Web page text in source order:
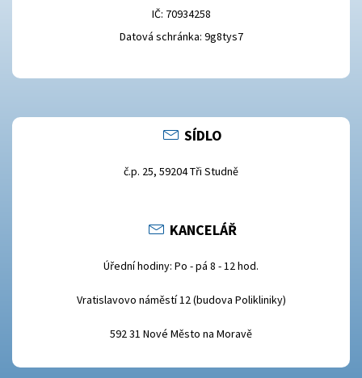
IČ: 70934258
Datová schránka: 9g8tys7
SÍDLO
č.p. 25, 59204 Tři Studně
KANCELÁŘ
Úřední hodiny: Po - pá 8 - 12 hod.
Vratislavovo náměstí 12 (budova Polikliniky)
592 31 Nové Město na Moravě